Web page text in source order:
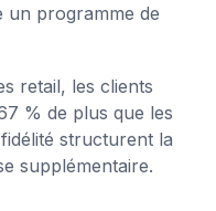
un programme de
retail, les clients
% de plus que les
structurent la
supplémentaire.